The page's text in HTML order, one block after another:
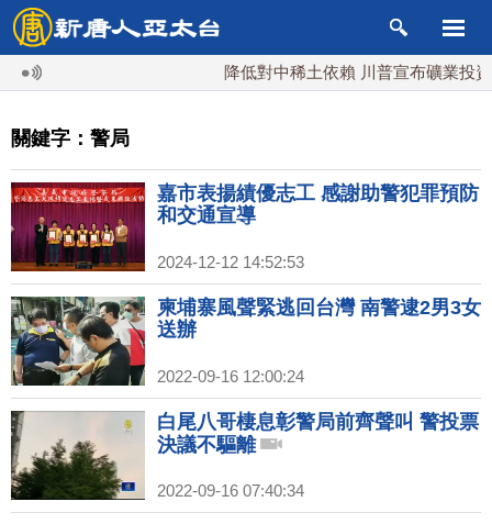
降低對中稀土依賴 川普宣布礦業投資20
關鍵字：警局
嘉市表揚績優志工 感謝助警犯罪預防
和交通宣導
2024-12-12 14:52:53
柬埔寨風聲緊逃回台灣 南警逮2男3女
送辦
2022-09-16 12:00:24
白尾八哥棲息彰警局前齊聲叫 警投票
決議不驅離
2022-09-16 07:40:34